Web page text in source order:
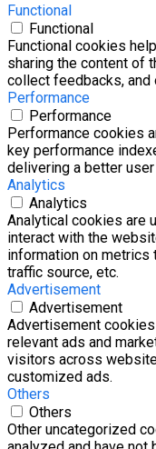
Functional
Functional
Functional cookies
sharing the content of
collect feedbacks, and
Performance
Performance
Performance cookies
key performance
delivering a better
Analytics
Analytics
Analytical cookies are
interact with the
information on metrics
traffic source, etc.
Advertisement
Advertisement
Advertisement
relevant ads and
visitors across
customized ads.
Others
Others
Other uncategorized